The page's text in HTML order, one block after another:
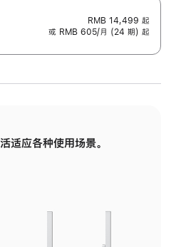
RMB 14,499 起
或 RMB 605/月 (24 期) 起
适应各种使用场景。